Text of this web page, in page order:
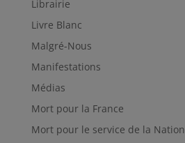
Librairie
Livre Blanc
Malgré-Nous
Manifestations
Médias
Mort pour la France
Mort pour le service de la Nation